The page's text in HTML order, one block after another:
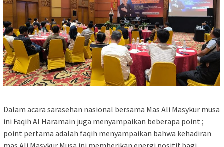
Dalam acara sarasehan nasional bersama Mas Ali Masykur musa
ini Faqih Al Haramain juga menyampaikan beberapa point ;
point pertama adalah faqih menyampaikan bahwa kehadiran